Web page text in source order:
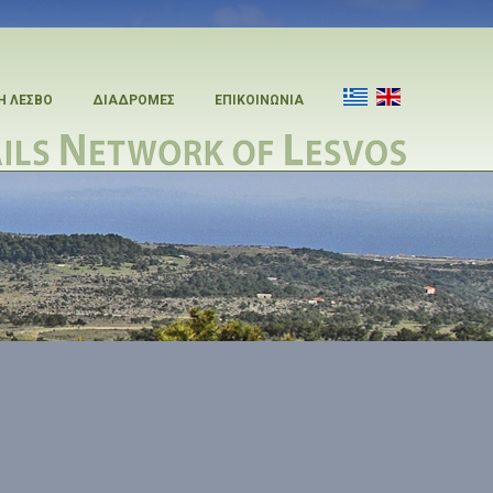
ΛΕΣΒΟ ΔΙΑΔΡΟΜΕΣ ΕΠΙΚΟΙΝΩΝΙΑ